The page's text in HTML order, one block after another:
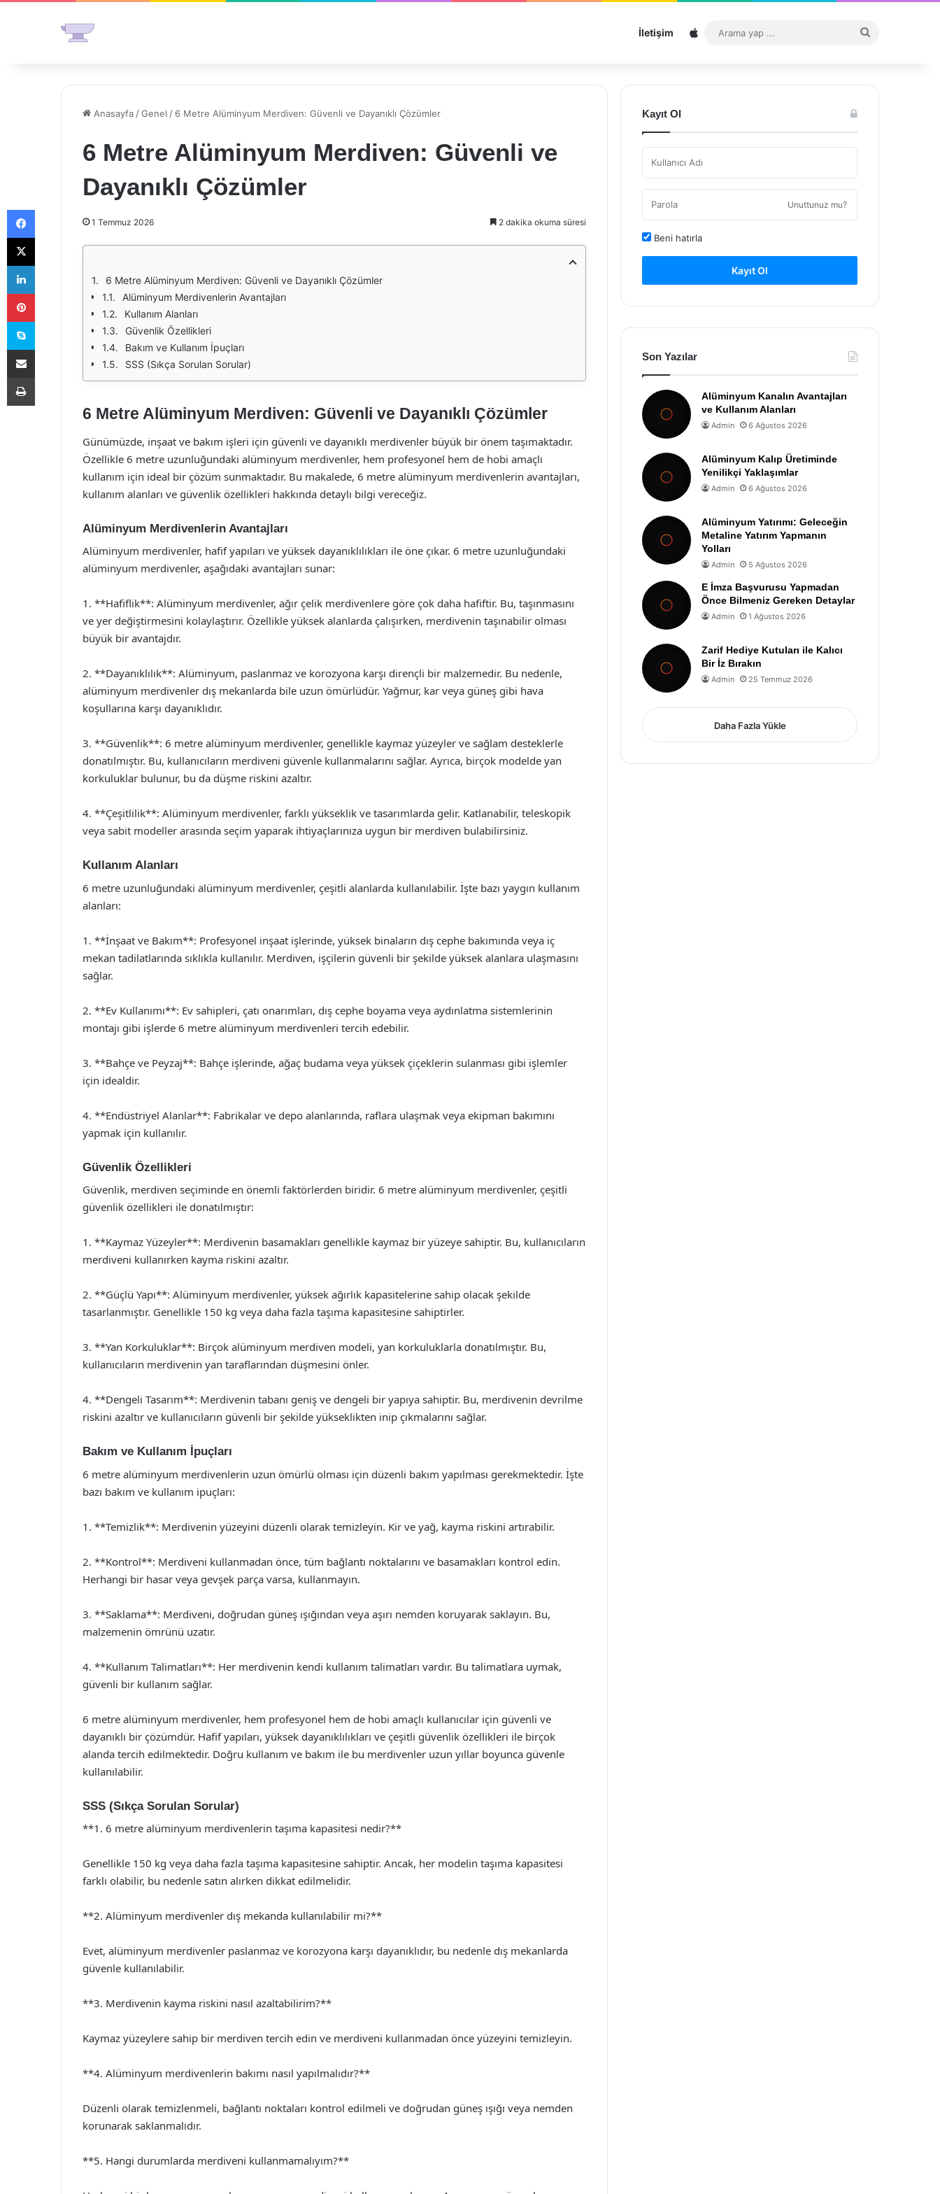
İletişim Sitemap
...
Anasayfa /Genel / 6 Metre Alüminyum Merdiven: Güvenli ve Dayanıklı Çözümler
6 Metre Alüminyum Merdiven: Güvenli ve
Dayanıklı Çözümler
1 Temmuz 2026 2 dakika okuma süresi
6 Metre Alüminyum Merdiven: Güvenli ve Dayanıklı Çözümler
Alüminyum Merdivenlerin Avantajları
Kullanım Alanları
Güvenlik Özellikleri
Bakım ve Kullanım İpuçları
SSS (Sıkça Sorulan Sorular)
6 Metre Alüminyum Merdiven: Güvenli ve Dayanıklı Çözümler
Günümüzde, inşaat ve bakım işleri için güvenli ve dayanıklı merdivenler büyük bir önem taşımaktadır.
Özellikle 6 metre uzunluğundaki alüminyum merdivenler, hem profesyonel hem de hobi amaçlı
kullanım için ideal bir çözüm sunmaktadır. Bu makalede, 6 metre alüminyum merdivenlerin avantajları,
kullanım alanları ve güvenlik özellikleri hakkında detaylı bilgi vereceğiz.
Alüminyum Merdivenlerin Avantajları
Alüminyum merdivenler, hafif yapıları ve yüksek dayanıklılıkları ile öne çıkar. 6 metre uzunluğundaki
alüminyum merdivenler, aşağıdaki avantajları sunar:
1. **Hafiflik**: Alüminyum merdivenler, ağır çelik merdivenlere göre çok daha hafiftir. Bu, taşınmasını
ve yer değiştirmesini kolaylaştırır. Özellikle yüksek alanlarda çalışırken, merdivenin taşınabilir olması
büyük bir avantajdır.
2. **Dayanıklılık**: Alüminyum, paslanmaz ve korozyona karşı dirençli bir malzemedir. Bu nedenle,
alüminyum merdivenler dış mekanlarda bile uzun ömürlüdür. Yağmur, kar veya güneş gibi hava
koşullarına karşı dayanıklıdır.
3. **Güvenlik**: 6 metre alüminyum merdivenler, genellikle kaymaz yüzeyler ve sağlam desteklerle
donatılmıştır. Bu, kullanıcıların merdiveni güvenle kullanmalarını sağlar. Ayrıca, birçok modelde yan
korkuluklar bulunur, bu da düşme riskini azaltır.
4. **Çeşitlilik**: Alüminyum merdivenler, farklı yükseklik ve tasarımlarda gelir. Katlanabilir, teleskopik
veya sabit modeller arasında seçim yaparak ihtiyaçlarınıza uygun bir merdiven bulabilirsiniz.
Kullanım Alanları
6 metre uzunluğundaki alüminyum merdivenler, çeşitli alanlarda kullanılabilir. İşte bazı yaygın kullanım
alanları:
1. **İnşaat ve Bakım**: Profesyonel inşaat işlerinde, yüksek binaların dış cephe bakımında veya iç
mekan tadilatlarında sıklıkla kullanılır. Merdiven, işçilerin güvenli bir şekilde yüksek alanlara ulaşmasını
sağlar.
2. **Ev Kullanımı**: Ev sahipleri, çatı onarımları, dış cephe boyama veya aydınlatma sistemlerinin
montajı gibi işlerde 6 metre alüminyum merdivenleri tercih edebilir.
3. **Bahçe ve Peyzaj**: Bahçe işlerinde, ağaç budama veya yüksek çiçeklerin sulanması gibi işlemler
için idealdir.
4. **Endüstriyel Alanlar**: Fabrikalar ve depo alanlarında, raflara ulaşmak veya ekipman bakımını
yapmak için kullanılır.
Güvenlik Özellikleri
Güvenlik, merdiven seçiminde en önemli faktörlerden biridir. 6 metre alüminyum merdivenler, çeşitli
güvenlik özellikleri ile donatılmıştır:
1. **Kaymaz Yüzeyler**: Merdivenin basamakları genellikle kaymaz bir yüzeye sahiptir. Bu, kullanıcıların
merdiveni kullanırken kayma riskini azaltır.
2. **Güçlü Yapı**: Alüminyum merdivenler, yüksek ağırlık kapasitelerine sahip olacak şekilde
tasarlanmıştır. Genellikle 150 kg veya daha fazla taşıma kapasitesine sahiptirler.
3. **Yan Korkuluklar**: Birçok alüminyum merdiven modeli, yan korkuluklarla donatılmıştır. Bu,
kullanıcıların merdivenin yan taraflarından düşmesini önler.
4. **Dengeli Tasarım**: Merdivenin tabanı geniş ve dengeli bir yapıya sahiptir. Bu, merdivenin devrilme
riskini azaltır ve kullanıcıların güvenli bir şekilde yükseklikten inip çıkmalarını sağlar.
Bakım ve Kullanım İpuçları
6 metre alüminyum merdivenlerin uzun ömürlü olması için düzenli bakım yapılması gerekmektedir. İşte
bazı bakım ve kullanım ipuçları:
1. **Temizlik**: Merdivenin yüzeyini düzenli olarak temizleyin. Kir ve yağ, kayma riskini artırabilir.
2. **Kontrol**: Merdiveni kullanmadan önce, tüm bağlantı noktalarını ve basamakları kontrol edin.
Herhangi bir hasar veya gevşek parça varsa, kullanmayın.
3. **Saklama**: Merdiveni, doğrudan güneş ışığından veya aşırı nemden koruyarak saklayın. Bu,
malzemenin ömrünü uzatır.
4. **Kullanım Talimatları**: Her merdivenin kendi kullanım talimatları vardır. Bu talimatlara uymak,
güvenli bir kullanım sağlar.
6 metre alüminyum merdivenler, hem profesyonel hem de hobi amaçlı kullanıcılar için güvenli ve
dayanıklı bir çözümdür. Hafif yapıları, yüksek dayanıklılıkları ve çeşitli güvenlik özellikleri ile birçok
alanda tercih edilmektedir. Doğru kullanım ve bakım ile bu merdivenler uzun yıllar boyunca güvenle
kullanılabilir.
SSS (Sıkça Sorulan Sorular)
**1. 6 metre alüminyum merdivenlerin taşıma kapasitesi nedir?**
Genellikle 150 kg veya daha fazla taşıma kapasitesine sahiptir. Ancak, her modelin taşıma kapasitesi
farklı olabilir, bu nedenle satın alırken dikkat edilmelidir.
**2. Alüminyum merdivenler dış mekanda kullanılabilir mi?**
Evet, alüminyum merdivenler paslanmaz ve korozyona karşı dayanıklıdır, bu nedenle dış mekanlarda
güvenle kullanılabilir.
**3. Merdivenin kayma riskini nasıl azaltabilirim?**
Kaymaz yüzeylere sahip bir merdiven tercih edin ve merdiveni kullanmadan önce yüzeyini temizleyin.
**4. Alüminyum merdivenlerin bakımı nasıl yapılmalıdır?**
Düzenli olarak temizlenmeli, bağlantı noktaları kontrol edilmeli ve doğrudan güneş ışığı veya nemden
korunarak saklanmalıdır.
**5. Hangi durumlarda merdiveni kullanmamalıyım?**
Kayıt Ol
Unuttunuz mu?
Beni hatırla
Kayıt Ol
Son Yazılar
Alüminyum Kanalın Avantajları
ve Kullanım Alanları
Admin 6 Ağustos 2026
Alüminyum Kalıp Üretiminde
Yenilikçi Yaklaşımlar
Admin 6 Ağustos 2026
Alüminyum Yatırımı: Geleceğin
Metaline Yatırım Yapmanın
Yolları
Admin 5 Ağustos 2026
E İmza Başvurusu Yapmadan
Önce Bilmeniz Gereken Detaylar
Admin 1 Ağustos 2026
Zarif Hediye Kutuları ile Kalıcı
Bir İz Bırakın
Admin 25 Temmuz 2026
Daha Fazla Yükle
Facebook
X
LinkedIn
Pinterest
Skype
E-Posta ile paylaş